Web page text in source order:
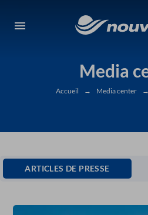
Media
Accueil → Media center →
ARTICLES DE PRESSE